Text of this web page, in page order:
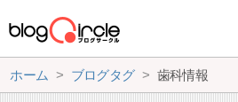
ホーム ブログタグ 歯科情報